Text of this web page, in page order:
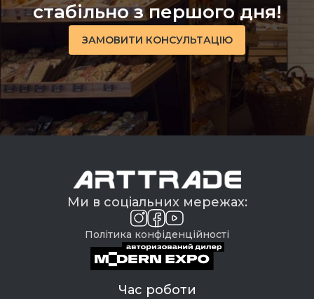
стабільно з першого дня!
ЗАМОВИТИ КОНСУЛЬТАЦІЮ
Ми в соціальних мережах:
Політика конфіденційності
Час роботи